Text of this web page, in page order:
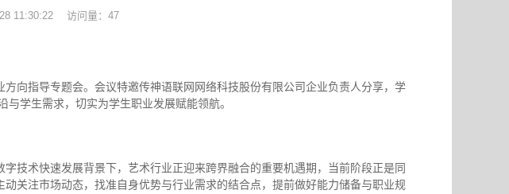
11:30:22 访问量： 47
向指导专题会。会议特邀传神语联网网络科技股份有限公司企业负责人分享，学
学生需求，切实为学生职业发展赋能领航。
技术快速发展背景下，艺术行业正迎来跨界融合的重要机遇期，当前阶段正是同
关注市场动态，找准自身优势与行业需求的结合点，提前做好能力储备与职业规